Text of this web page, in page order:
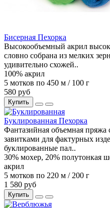
Бисерная Пехорка
Высокообъемный акрил
словно собрана из мелких
удивительно схожей..
100% акрил
5 мотков по 450 м / 100 г
580 руб
Купить
Буклированная Пехорка
Фантазийная объемная
завитками для фактурных
буклированные пал..
30% мохер, 20% полутонкая
акрил
5 мотков по 220 м / 200 г
1 580 руб
Купить